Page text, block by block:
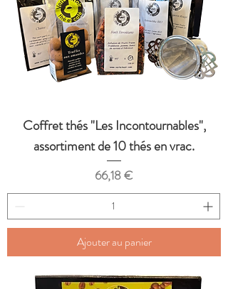
Coffret thés "Les Incontournables",
assortiment de 10 thés en vrac.
Prix
66,18 €
Ajouter au panier